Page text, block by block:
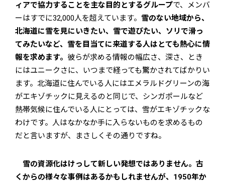
ィアで協力することを主な目的とするグループで、メンバ
ーはすでに32,000人を超えています。 雪のない地域から、
北海道に雪を見にいきたい、雪で遊びたい、ソリで滑っ
てみたいなど、雪を目当てに来道する人はとても熱心に情
報を求めます。 彼らが求める情報の幅広さ、深さ、とき
にはユニークさに、いつまで経っても驚かされてばかりい
ます。北海道に住んでいる人にはエメラルドグリーンの海
がエキゾチックに見えるのと同じで、シンガポールなど
熱帯気候に住んでいる人にとっては、雪がエキゾチックな
わけです。人はなかなか手に入らないものを求めるもの
だと言いますが、まさしくその通りですね。
雪の資源化はけっして新しい発想ではありません。古
くからの様々な事例はあるかもしれませんが、1950年か